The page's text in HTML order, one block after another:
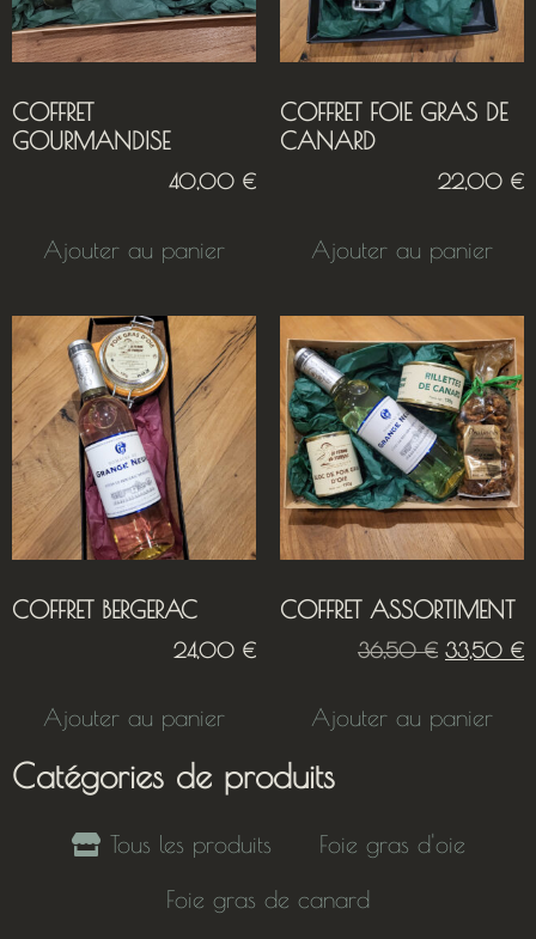
COFFRET
GOURMANDISE
40,00 €
Ajouter au panier
COFFRET FOIE GRAS DE
CANARD
22,00 €
Ajouter au panier
COFFRET BERGERAC
24,00 €
Ajouter au panier
COFFRET ASSORTIMENT
36,50€ 33,50 €
Ajouter au panier
Catégories de produits
Tous les produits
Foie gras d'oie
Foie gras de canard